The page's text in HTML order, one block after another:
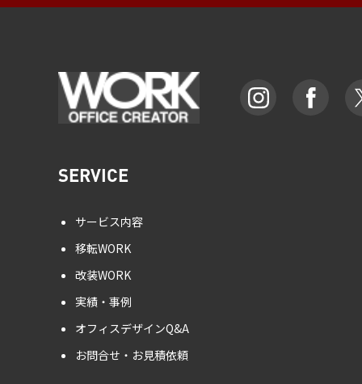
SERVICE
サービス内容
移転WORK
改装WORK
実績・事例
オフィスデザインQ&A
お問合せ・お見積依頼